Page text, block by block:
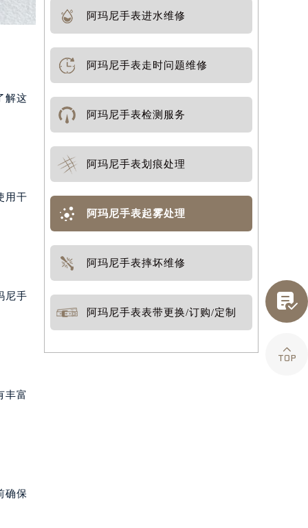
解这
用干
尼手
丰富
确保
阿玛尼手表进水维修
阿玛尼手表走时问题维修
阿玛尼手表检测服务
阿玛尼手表划痕处理
阿玛尼手表起雾处理
阿玛尼手表摔坏维修
阿玛尼手表表带更换/订购/定制

